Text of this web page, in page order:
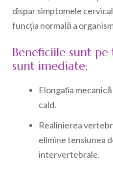
dispar simptomele
funcția normală a
Beneficiile sunt
sunt imediate:
Elongația
cald.
Realinierea
elimine tensiunea
intervertebrale.